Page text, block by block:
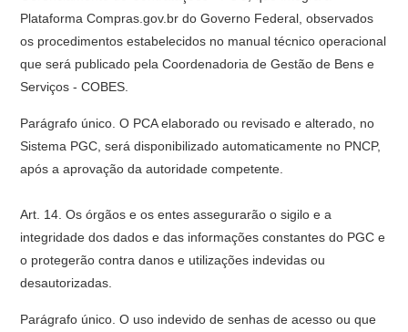
Plataforma Compras.gov.br do Governo Federal, observados
os procedimentos estabelecidos no manual técnico operacional
que será publicado pela Coordenadoria de Gestão de Bens e
Serviços - COBES.
Parágrafo único. O PCA elaborado ou revisado e alterado, no
Sistema PGC, será disponibilizado automaticamente no PNCP,
após a aprovação da autoridade competente.
Art. 14. Os órgãos e os entes assegurarão o sigilo e a
integridade dos dados e das informações constantes do PGC e
o protegerão contra danos e utilizações indevidas ou
desautorizadas.
Parágrafo único. O uso indevido de senhas de acesso ou que